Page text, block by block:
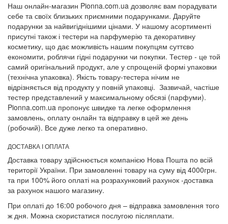
Наш онлайн-магазин Pionna.com.ua дозволяє вам порадувати
себе та своїх близьких приємними подарунками. Даруйте
подарунки за найвигіднішими цінами. У нашому асортименті
присутні також і тестери на парфумерію та декоративну
косметику, що дає можливість нашим покупцям суттєво
економити, роблячи гідні подарунки чи покупки. Тестер - це той
самий оригінальний продукт, але у спрощеній формі упаковки
(технічна упаковка). Якість товару-тестера нічим не
відрізняється від продукту у повній упаковці. Зазвичай, частіше
тестер представлений у максимальному обсязі (парфуми).
Pionna.com.ua пропонує швидке та легке оформлення
замовлень, оплату онлайн та відправку в цей же день
(робочий). Все дуже легко та оперативно.
ДОСТАВКА І ОПЛАТА
Доставка товару здійснюється компанією Нова Пошта по всій
території України. При замовленні товару на суму від 4000грн.
та при 100% його оплаті на розрахунковий рахунок -доставка
за рахунок нашого магазину.
При оплаті до 16:00 робочого дня – відправка замовлення того
ж дня. Можна скористатися послугою післяплати.